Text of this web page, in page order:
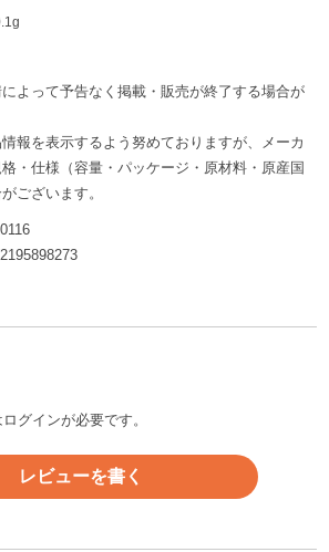
よって予告なく掲載・販売が終了する場合が
報を表示するよう努めておりますが、メーカ
・仕様（容量・パッケージ・原材料・原産国
ございます。
ログインが必要です。
レビューを書く